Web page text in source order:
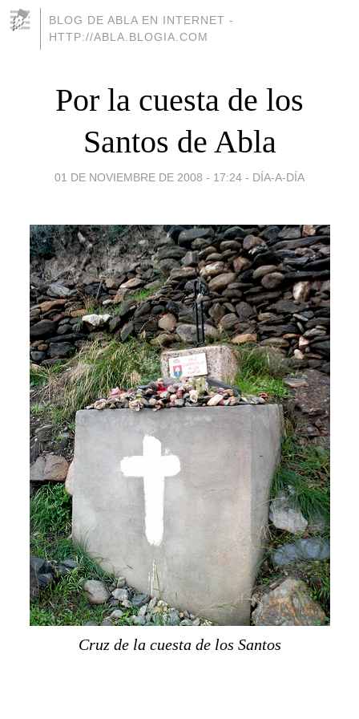
BLOG DE ABLA EN INTERNET -
HTTP://ABLA.BLOGIA.COM
Por la cuesta de los
Santos de Abla
01 DE NOVIEMBRE DE 2008 - 17:24 - DÍA-A-DÍA
Cruz de la cuesta de los Santos